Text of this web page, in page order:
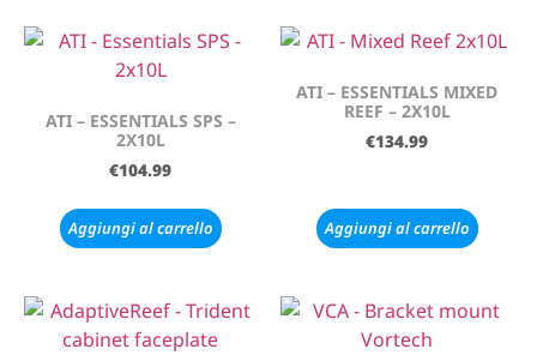
ATI – ESSENTIALS SPS –
2X10L
€104.99
Aggiungi al carrello
ATI – ESSENTIALS MIXED
REEF – 2X10L
€134.99
Aggiungi al carrello